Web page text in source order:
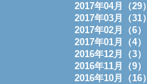
2017年04月（29）
2017年03月（31）
2017年02月（6）
2017年01月（4）
2016年12月（3）
2016年11月（9）
2016年10月（16）